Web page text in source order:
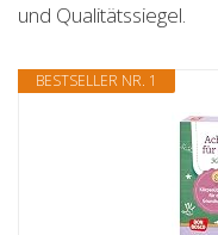
und Qualitätssiegel.
BESTSELLER NR. 1